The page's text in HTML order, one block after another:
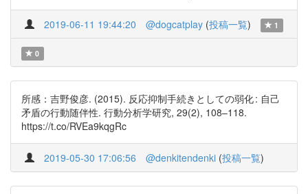
2019-06-11 19:44:20 @dogcatplay (投稿一覧) 1
0
所感：吉野俊彦. (2015). 反応抑制手続きとしての弱化 : 自己
矛盾の行動随伴性. 行動分析学研究, 29(2), 108–118.
https://t.co/RVEa9kqgRc
2019-05-30 17:06:56 @denkitendenki (投稿一覧)